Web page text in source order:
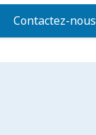
Contactez-nous